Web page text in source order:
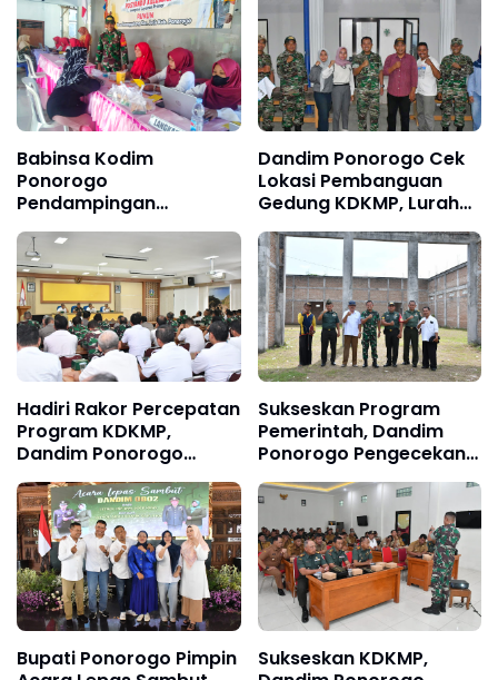
Babinsa Kodim
Ponorogo
Pendampingan
Posyandu ILP
Dandim Ponorogo Cek
Lokasi Pembanguan
Gedung KDKMP, Lurah
Selur Beri Apresisasi dan
Berharap Cepat
Terealisasi
Hadiri Rakor Percepatan
Program KDKMP,
Dandim Ponorogo
Berharap Gedung
Segera Selesai
Dibangun
Sukseskan Program
Pemerintah, Dandim
Ponorogo Pengecekan
Rencana Lokasi
Pembangunan KDKMP
Bupati Ponorogo Pimpin
Sukseskan KDKMP,